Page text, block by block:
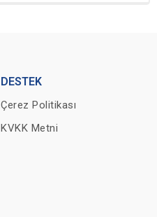
DESTEK
Çerez Politikası
KVKK Metni